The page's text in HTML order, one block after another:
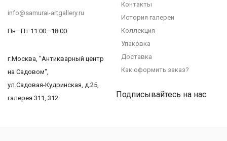
info@samurai-artgallery.ru
Пн—Пт 11:00—18:00
г.Москва, "Антикварный центр
на Садовом",
ул.Садовая-Кудринская, д.25,
галерея 311, 312
Контакты
История галереи
Коллекция
Упаковка
Доставка
Как оформить заказ?
Подписывайтесь на нас